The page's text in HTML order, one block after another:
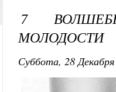
7
МОЛОДОСТИ
Суббота, 28